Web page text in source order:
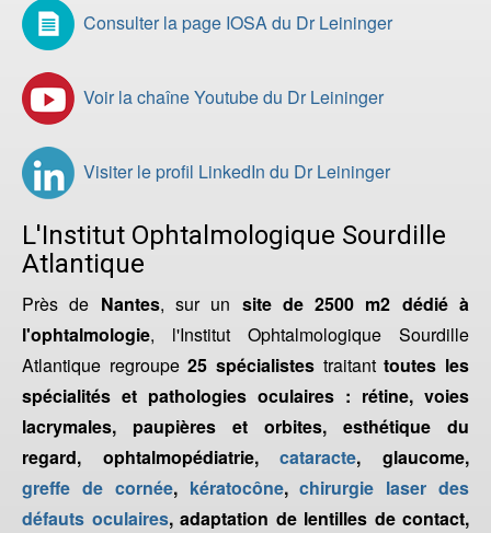
Consulter la page IOSA du Dr Leininger
Voir la chaîne Youtube du Dr Leininger
Visiter le profil LinkedIn du Dr Leininger
L'Institut Ophtalmologique Sourdille
Atlantique
Près de Nantes, sur un site de 2500 m2 dédié à
l'ophtalmologie, l'Institut Ophtalmologique Sourdille
Atlantique regroupe25 spécialistes traitanttoutes les
spécialités et pathologies oculaires : rétine, voies
lacrymales, paupières et orbites, esthétique du
regard, ophtalmopédiatrie,cataracte, glaucome,
greffe de cornée, kératocône,chirurgie laser des
défauts oculaires, adaptation de lentilles de contact,